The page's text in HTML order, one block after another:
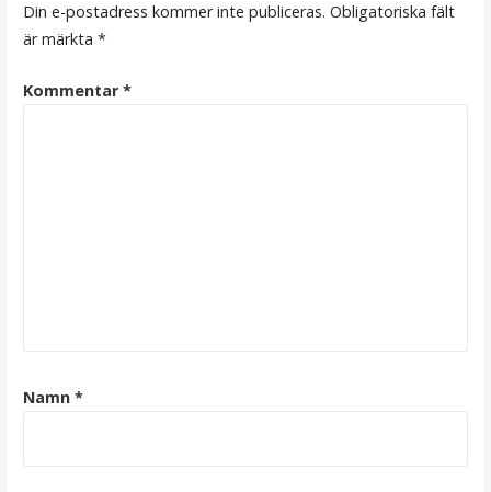
Din e-postadress kommer inte publiceras. Obligatoriska fält
är märkta *
Kommentar *
Namn *